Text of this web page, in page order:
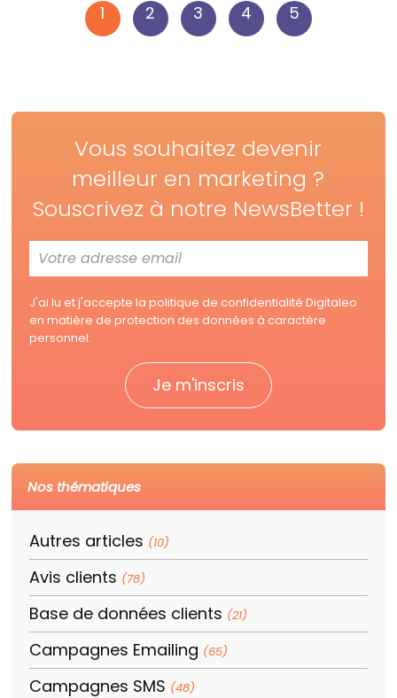
1 2 3 4 5
Vous souhaitez devenir
meilleur en marketing ?
Souscrivez à notre NewsBetter !
J'ai lu et j'accepte lapolitique de confidentialité Digitaleo
en matière de protection des données à caractère
personnel.
Nos thématiques
Autres articles (10)
Avis clients (78)
Base de données clients (21)
Campagnes Emailing (65)
Campagnes SMS (48)